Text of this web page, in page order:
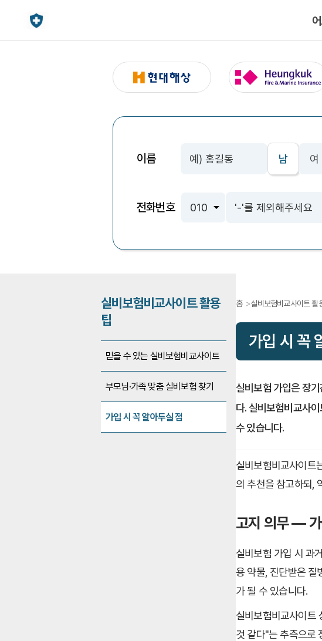
이름 남 여
전화번호
실비보험비교사이트 활용
팁
믿을 수 있는 실비보험비교사이트
부모님·가족 맞춤 실비보험 찾기
가입 시 꼭 알아두실 점
홈 실비보험비교사이트 활
가입 시 꼭
실비보험 가입은 장
다. 실비보험비교사
수 있습니다.
실비보험비교사이트
의 추천을 참고하되,
고지 의무 —
실비보험 가입 시 과
용 약물, 진단받은 질
가 될 수 있습니다.
실비보험비교사이트
것 같다"는 추측으로